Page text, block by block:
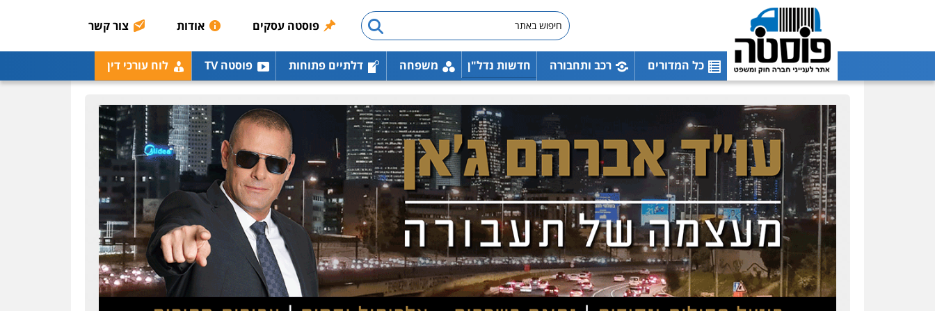
פוסטה עסקים אודות צור קשר
כל המדורים רכב ותחבורה חדשות נדל"ן משפחה דלתיים פתוחות פוסטה TV לוח עורכי דין
מחיקת כתבות מגוגל
ודחיקת אזכורים שליליים
דין
0522508109
אחסון אתרים
מהירות הגנה גיבוי
תמיכה שירותים מקצועיים
לעורכי דין
מרכז התחלה חדשה
אסירים עבירות מין
שירותים מקצועיים לעורכי
דין
0544500346
מאיה בלום, עו"ס,
טיפול ושיקום
טיפול בהתמכרויות